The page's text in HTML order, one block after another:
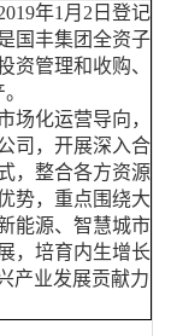
年1月2日登记
国丰集团全资子
资管理和收购、
场化运营导向，
司，开展深入合
，整合各方资源
势，重点围绕大
能源、智慧城市
，培育内生增长
产业发展贡献力